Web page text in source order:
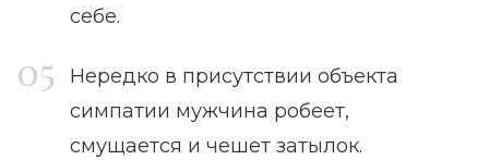
себе.
Нередко в присутствии объекта
симпатии мужчина робеет,
смущается и чешет затылок.